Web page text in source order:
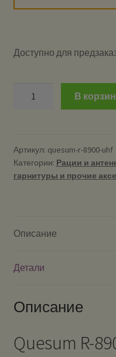
Доступно для
UHF
-
профессиональный
Analog
В
Артикул: quesum-r-8900-uhf
Категории: Рации и
гарнитуры и прочие
Описание
Детали
Описание
Quesum R-